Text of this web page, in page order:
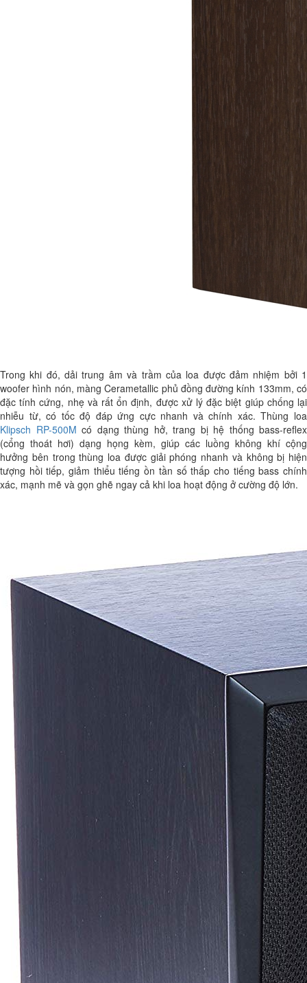
Trong khi đó, dải trung âm và trầm của loa được đảm nhiệm bởi 1
woofer hình nón, màng Cerametallic phủ đồng đường kính 133mm, có
đặc tính cứng, nhẹ và rất ổn định, được xử lý đặc biệt giúp chống lại
nhiễu từ, có tốc độ đáp ứng cực nhanh và chính xác. Thùng loa
Klipsch RP-500M có dạng thùng hở, trang bị hệ thống bass-reflex
(cổng thoát hơi) dạng họng kèm, giúp các luồng không khí cộng
hưởng bên trong thùng loa được giải phóng nhanh và không bị hiện
tượng hồi tiếp, giảm thiểu tiếng ồn tần số thấp cho tiếng bass chính
xác, mạnh mẽ và gọn ghẽ ngay cả khi loa hoạt động ở cường độ lớn.